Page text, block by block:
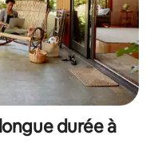
durée à